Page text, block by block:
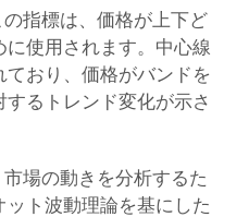
指標は、価格が上下ど
使用されます。中心線
ており、価格がバンドを
るトレンド変化が示さ
場の動きを分析するた
ト波動理論を基にした